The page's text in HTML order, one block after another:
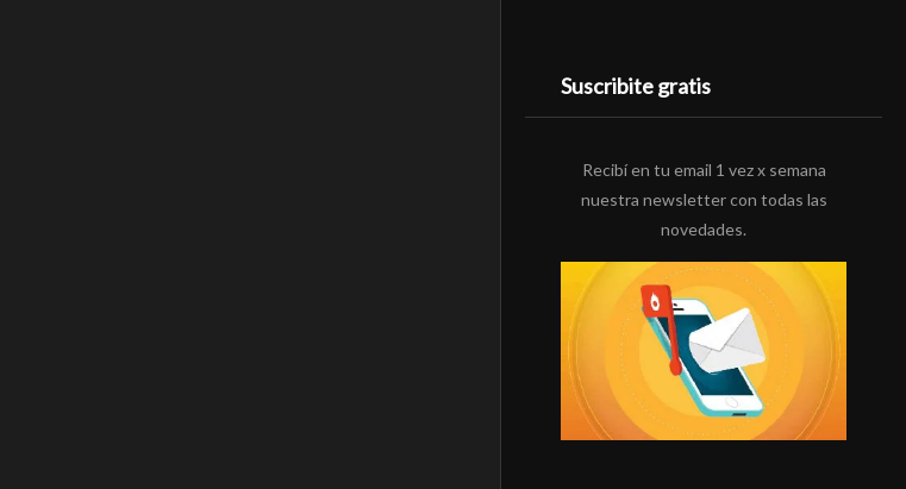
Suscribite gratis
Recibí en tu email 1 vez x semana
nuestra newsletter con todas las
novedades.